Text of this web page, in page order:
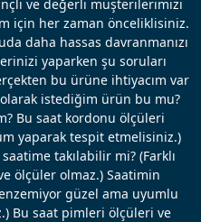
ve değerli müşterilerimizi
için her zaman önceliklisiniz.
daha hassas davranmanızı
yaparken şu soruları
bu ürüne ihtiyacım var
istediğim ürün bu mu?
Bu saat kordonu ölçüleri
yaparak tespit etmelisiniz.)
takılabilir mi? (Farklı
ölçüler olmaz.) Saatimin
güzel ama uyumlu
Bu saat pimleri ölçüleri ve